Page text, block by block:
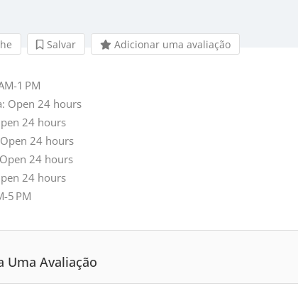
Salvar Adicionar uma avaliação
1 PM
Open 24 hours
24 hours
24 hours
24 hours
24 hours
5 PM
Uma Avaliação